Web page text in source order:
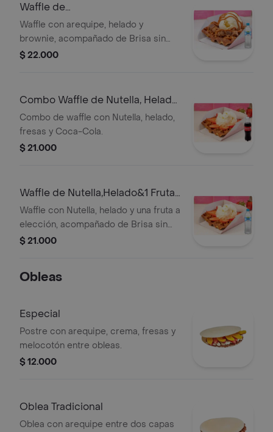
Waffle de
Arequipe,Helado&Brownie +Brisa
S/gas 600ML
Waffle con arequipe, helado y
brownie, acompañado de Brisa sin
gas 600 ml.
$ 22.000
Combo Waffle de Nutella, Helado
y 1 Fruta + Coca-Cola
Combo de waffle con Nutella, helado,
fresas y Coca-Cola.
$ 21.000
Waffle de Nutella,Helado&1 Fruta
+Brisa S/gas 600ML
Waffle con Nutella, helado y una fruta a
elección, acompañado de Brisa sin
gas 600 ml.
$ 21.000
Obleas
Especial
Postre con arequipe, crema, fresas y
melocotón entre obleas.
$ 12.000
Oblea Tradicional
Oblea con arequipe entre dos capas